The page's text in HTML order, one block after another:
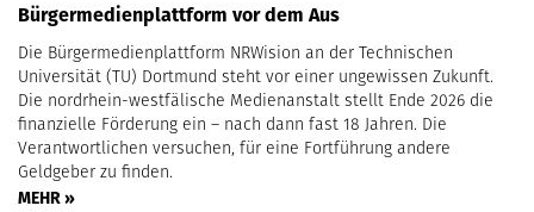
Bürgermedienplattform vor dem Aus
Die Bürgermedienplattform NRWision an der Technischen
Universität (TU) Dortmund steht vor einer ungewissen Zukunft.
Die nordrhein-westfälische Medienanstalt stellt Ende 2026 die
finanzielle Förderung ein – nach dann fast 18 Jahren. Die
Verantwortlichen versuchen, für eine Fortführung andere
Geldgeber zu finden.
MEHR »